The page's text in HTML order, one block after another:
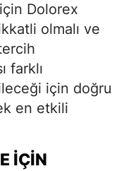
için Dolorex
olmalı ve
farklı
için doğru
en etkili
İÇIN